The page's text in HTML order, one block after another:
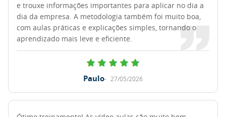
e trouxe informações importantes para aplicar no dia a
dia da empresa. A metodologia também foi muito boa,
com aulas práticas e explicações simples, tornando o
aprendizado mais leve e eficiente.
Paulo 27/05/2026